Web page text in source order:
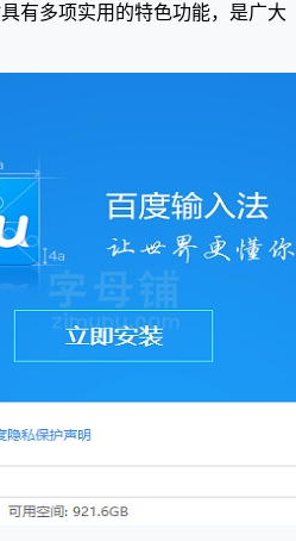
有多项实用的特色功能，是广大